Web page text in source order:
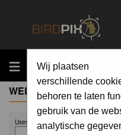
MENU
Wij plaatsen
verschillende
behoren te laten
gebruik van de
analytische
WELCOME GUEST
Username: